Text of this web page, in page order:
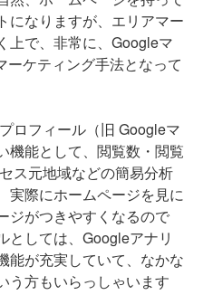
になりますが、エリアマー
上で、非常に、Googleマ
ケティング手法となって
ロフィール（旧 Googleマ
機能として、閲覧数・閲覧
ス元地域などの簡易分析
実際にホームページを見に
ジがつきやすくなるので
としては、Googleアナリ
能が充実していて、なかな
う方もいらっしゃいます